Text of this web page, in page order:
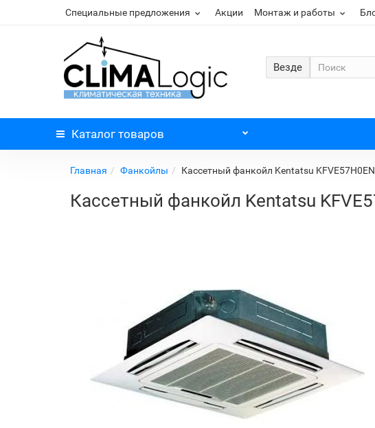
Специальные предложения Акции Монтаж и работы
Везде
Каталог товаров
Главная Фанкойлы Кассетный фанкойл Kentatsu
Кассетный фанкойл Kentatsu